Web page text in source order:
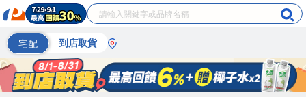
宅配 到店取貨